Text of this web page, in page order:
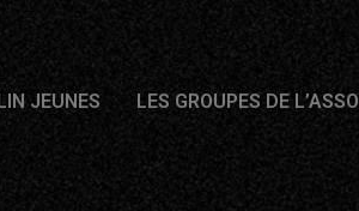
JEUNES LES GROUPES DE L’ASSO